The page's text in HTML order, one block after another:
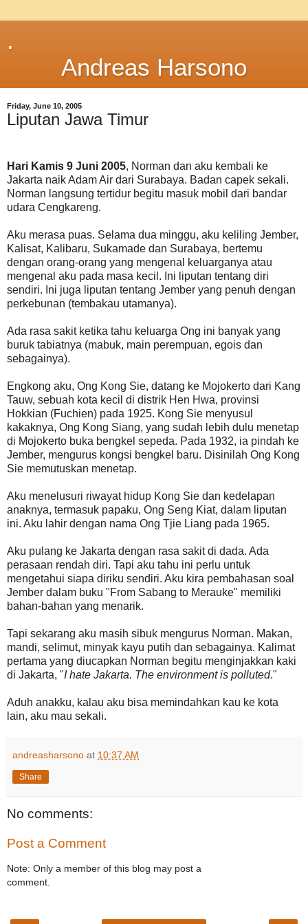
.
Andreas Harsono
Friday, June 10, 2005
Liputan Jawa Timur
Hari Kamis 9 Juni 2005, Norman dan aku kembali ke
Jakarta naik Adam Air dari Surabaya. Badan capek sekali.
Norman langsung tertidur begitu masuk mobil dari bandar
udara Cengkareng.
Aku merasa puas. Selama dua minggu, aku keliling Jember,
Kalisat, Kalibaru, Sukamade dan Surabaya, bertemu
dengan orang-orang yang mengenal keluarganya atau
mengenal aku pada masa kecil. Ini liputan tentang diri
sendiri. Ini juga liputan tentang Jember yang penuh dengan
perkebunan (tembakau utamanya).
Ada rasa sakit ketika tahu keluarga Ong ini banyak yang
buruk tabiatnya (mabuk, main perempuan, egois dan
sebagainya).
Engkong aku, Ong Kong Sie, datang ke Mojokerto dari Kang
Tauw, sebuah kota kecil di distrik Hen Hwa, provinsi
Hokkian (Fuchien) pada 1925. Kong Sie menyusul
kakaknya, Ong Kong Siang, yang sudah lebih dulu menetap
di Mojokerto buka bengkel sepeda. Pada 1932, ia pindah ke
Jember, mengurus kongsi bengkel baru. Disinilah Ong Kong
Sie memutuskan menetap.
Aku menelusuri riwayat hidup Kong Sie dan kedelapan
anaknya, termasuk papaku, Ong Seng Kiat, dalam liputan
ini. Aku lahir dengan nama Ong Tjie Liang pada 1965.
Aku pulang ke Jakarta dengan rasa sakit di dada. Ada
perasaan rendah diri. Tapi aku tahu ini perlu untuk
mengetahui siapa diriku sendiri. Aku kira pembahasan soal
Jember dalam buku "From Sabang to Merauke" memiliki
bahan-bahan yang menarik.
Tapi sekarang aku masih sibuk mengurus Norman. Makan,
mandi, selimut, minyak kayu putih dan sebagainya. Kalimat
pertama yang diucapkan Norman begitu menginjakkan kaki
di Jakarta, "I hate Jakarta. The environment is polluted."
Aduh anakku, kalau aku bisa memindahkan kau ke kota
lain, aku mau sekali.
andreasharsono at 10:37 AM
Share
No comments:
Post a Comment
Note: Only a member of this blog may post a
comment.